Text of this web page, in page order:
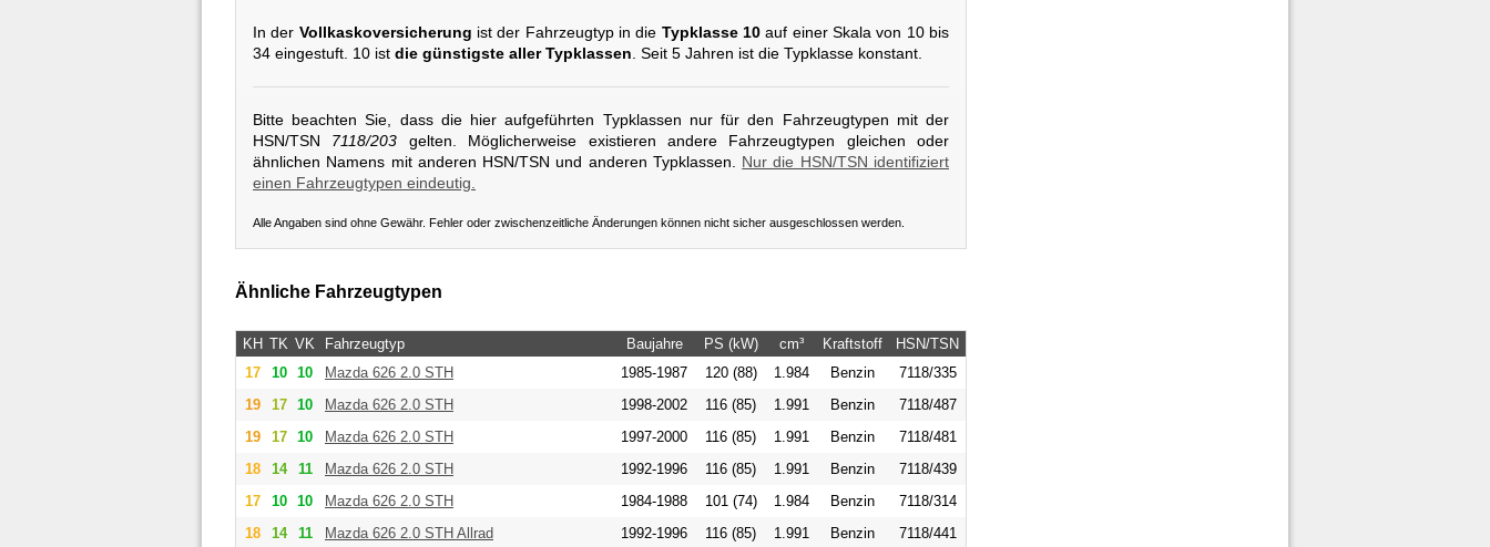
In der Vollkaskoversicherung ist der Fahrzeugtyp in die Typklasse 10 auf einer Skala von 10 bis
34 eingestuft. 10 ist die günstigste aller Typklassen. Seit 5 Jahren ist die Typklasse konstant.
Bitte beachten Sie, dass die hier aufgeführten Typklassen nur für den Fahrzeugtypen mit der
HSN/TSN 7118/203 gelten. Möglicherweise existieren andere Fahrzeugtypen gleichen oder
ähnlichen Namens mit anderen HSN/TSN und anderen Typklassen. Nur die HSN/TSN identifiziert
einen Fahrzeugtypen eindeutig.
Alle Angaben sind ohne Gewähr. Fehler oder zwischenzeitliche Änderungen können nicht sicher ausgeschlossen werden.
Ähnliche Fahrzeugtypen
KH TK VK Fahrzeugtyp Baujahre PS (kW) cm³ Kraftstoff
HSN/TSN
17
10 10 Mazda 626 2.0 STH 1985-1987 120 (88) 1.984 Benzin
7118/335
19
17 10 Mazda 626 2.0 STH 1998-2002 116 (85) 1.991 Benzin
7118/487
19
17 10 Mazda 626 2.0 STH 1997-2000 116 (85) 1.991 Benzin
7118/481
18
14 11 Mazda 626 2.0 STH 1992-1996 116 (85) 1.991 Benzin
7118/439
17
10 10 Mazda 626 2.0 STH 1984-1988 101 (74) 1.984 Benzin
7118/314
18
14 11 Mazda 626 2.0 STH Allrad 1992-1996 116 (85) 1.991 Benzin 7118/441